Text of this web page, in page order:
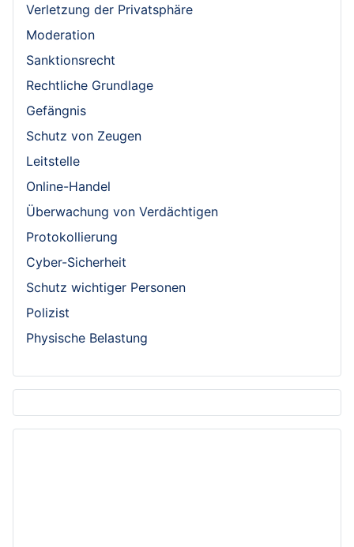
Verletzung der Privatsphäre
Moderation
Sanktionsrecht
Rechtliche Grundlage
Gefängnis
Schutz von Zeugen
Leitstelle
Online-Handel
Überwachung von Verdächtigen
Protokollierung
Cyber-Sicherheit
Schutz wichtiger Personen
Polizist
Physische Belastung